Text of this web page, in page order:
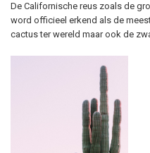
De Californische reus zoals de
word officieel erkend als de
cactus ter wereld maar ook de